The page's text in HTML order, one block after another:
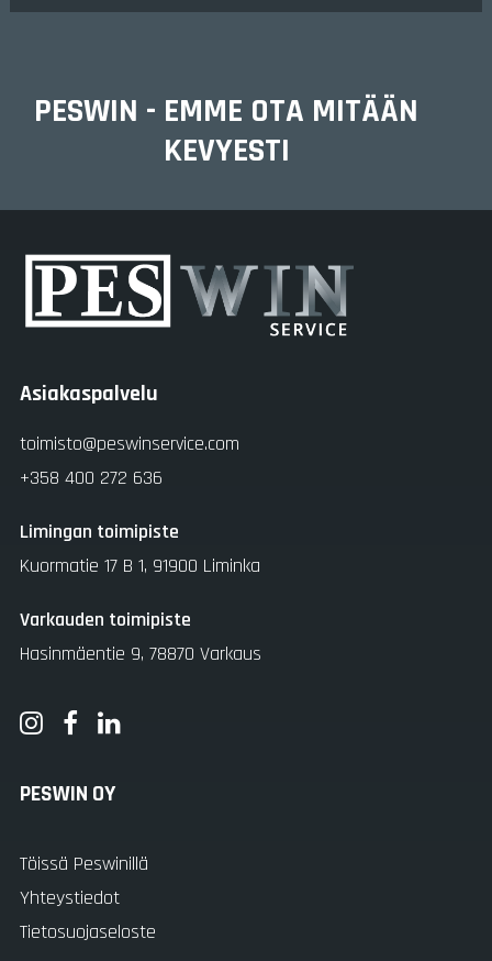
PESWIN - EMME OTA MITÄÄN
KEVYESTI
Asiakaspalvelu
toimisto@peswinservice.com
+358 400 272 636
Limingan toimipiste
Kuormatie 17 B 1, 91900 Liminka
Varkauden toimipiste
Hasinmäentie 9, 78870 Varkaus
PESWIN OY
Töissä Peswinillä
Yhteystiedot
Tietosuojaseloste